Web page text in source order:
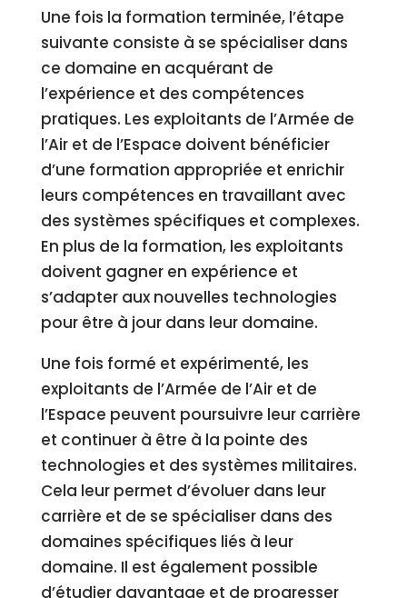
Une fois la formation terminée, l’étape
suivante consiste à se spécialiser dans
ce domaine en acquérant de
l’expérience et des compétences
pratiques. Les exploitants de l’Armée de
l’Air et de l’Espace doivent bénéficier
d’une formation appropriée et enrichir
leurs compétences en travaillant avec
des systèmes spécifiques et complexes.
En plus de la formation, les exploitants
doivent gagner en expérience et
s’adapter aux nouvelles technologies
pour être à jour dans leur domaine.
Une fois formé et expérimenté, les
exploitants de l’Armée de l’Air et de
l’Espace peuvent poursuivre leur carrière
et continuer à être à la pointe des
technologies et des systèmes militaires.
Cela leur permet d’évoluer dans leur
carrière et de se spécialiser dans des
domaines spécifiques liés à leur
domaine. Il est également possible
d’étudier davantage et de progresser